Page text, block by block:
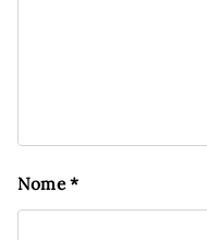
Nome*